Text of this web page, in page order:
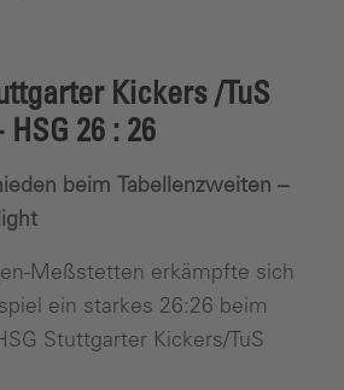
Kickers /TuS
26 : 26
beim Tabellenzweiten –
Meßstetten erkämpfte sich
ein starkes 26:26 beim
Stuttgarter Kickers/TuS